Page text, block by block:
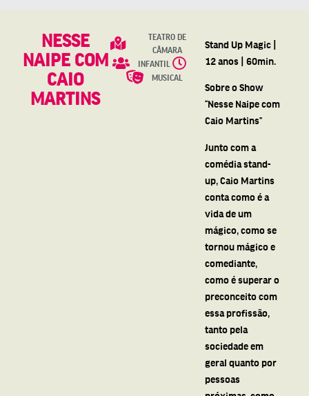
NESSE
NAIPE COM
CAIO
MARTINS
TEATRO DE
CÂMARA
INFANTIL
MUSICAL
Stand Up Magic |
12 anos | 60min.
Sobre o Show
“Nesse Naipe com
Caio Martins”
Junto com a
comédia stand-
up, Caio Martins
conta como é a
vida de um
mágico, como se
tornou mágico e
comediante,
como é superar o
preconceito com
essa profissão,
tanto pela
sociedade em
geral quanto por
pessoas